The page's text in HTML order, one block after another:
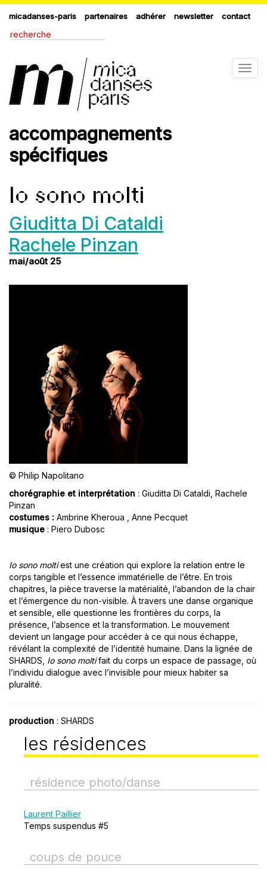
micadanses-paris partenaires adhérer newsletter contact
accompagnements
spécifiques
Io sono molti
Giuditta Di Cataldi
Rachele Pinzan
mai/août 25
© Philip Napolitano
chorégraphie et interprétation : Giuditta Di Cataldi, Rachele
Pinzan
costumes : Ambrine Kheroua , Anne Pecquet
musique : Piero Dubosc
Io sono moltiest une création qui explore la relation entre le
corps tangible et l’essence immatérielle de l’être. En trois
chapitres, la pièce traverse la matérialité, l’abandon de la chair
et l’émergence du non-visible. À travers une danse organique
et sensible, elle questionne les frontières du corps, la
présence, l’absence et la transformation. Le mouvement
devient un langage pour accéder à ce qui nous échappe,
révélant la complexité de l’identité humaine. Dans la lignée de
SHARDS, Io sono moltifait du corps un espace de passage, où
l’individu dialogue avec l’invisible pour mieux habiter sa
pluralité.
production : SHARDS
les résidences
résidence photo/danse
Laurent Paillier
Temps suspendus #5
coups de pouce